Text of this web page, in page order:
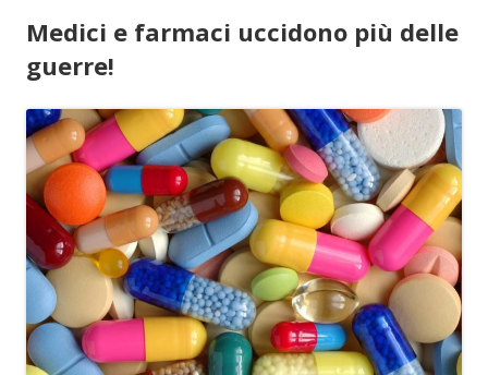
Medici e farmaci uccidono più delle
guerre!